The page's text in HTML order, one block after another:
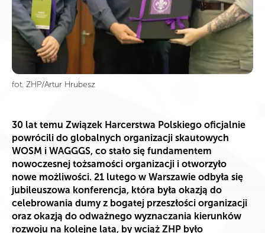
fot. ZHP/Artur Hrubesz
30 lat temu Związek Harcerstwa Polskiego oficjalnie
powrócili do globalnych organizacji skautowych
WOSM i WAGGGS, co stało się fundamentem
nowoczesnej tożsamości organizacji i otworzyło
nowe możliwości. 21 lutego w Warszawie odbyła się
jubileuszowa konferencja, która była okazją do
celebrowania dumy z bogatej przeszłości organizacji
oraz okazją do odważnego wyznaczania kierunków
rozwoju na kolejne lata, by wciąż ZHP było